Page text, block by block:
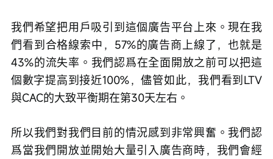
我們希望把用戶吸引到這個廣告平台上來。現在我
們看到合格線索中，57%的廣告商上線了，也就是
43%的流失率。我們認爲在全面開放之前可以把這
個數字提高到接近100%，儘管如此，我們看到LTV
與CAC的大致平衡期在第30天左右。
所以我們對我們目前的情況感到非常興奮。我們認
爲當我們開放並開始大量引入廣告商時，我們會經